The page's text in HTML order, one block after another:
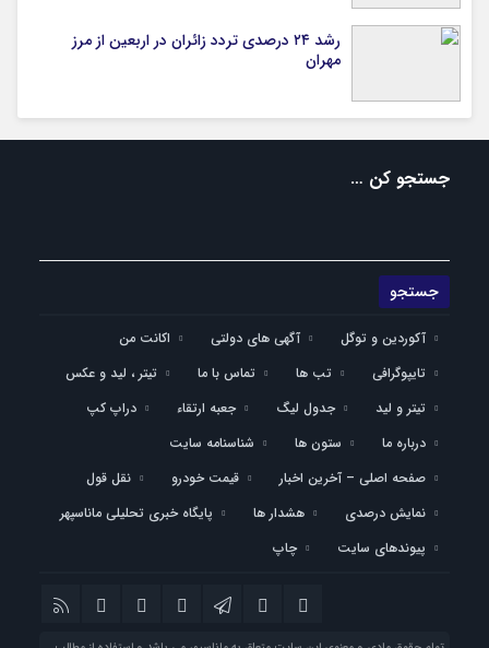
رشد ۲۴ درصدی تردد زائران در اربعین از مرز
مهران
جستجو کن …
آکوردین و توگل آگهی های دولتی
اکانت من
تایپوگرافی
تب ها تماس با ما
تیتر ، لید و عکس
تیتر و لید
جدول لیگ جعبه ارتقاء
دراپ کپ
درباره ما
ستون ها
شناسنامه سایت
صفحه اصلی – آخرین اخبار
قیمت خودرو
نقل قول
نمایش درصدی
هشدار ها
پایگاه خبری تحلیلی ماناسپهر
پیوندهای سایت
چاپ